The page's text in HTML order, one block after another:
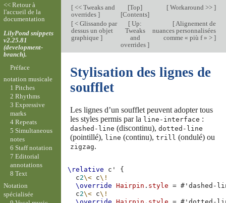
[<< Tweaks and
overrides ]
[Top]
[Contents]
[Workaround >> ]
[< Glissando par
dessus un objet
graphique ]
[ Up:
Tweaks
and
overrides]
[Alignement de
nuances personnalisées
comme « più f » > ]
Stylisation des lignes de
soufflet
Les lignes d’un soufflet peuvent adopter tous
les styles permis par la line-interface :
dashed-line (discontinu), dotted-line
(pointillé), line (continu), trill (ondulé) ou
zigzag.
\relative c'
{
c2\< c\!
\override
Hairpin . style = # 'dashed-
c2\< c\!
<< Retour à
l'accueil de la
documentation
LilyPond snippets
v2.25.81
(development-
branch).
Préface
notation musicale
1 Pitches
2 Rhythms
3 Expressive
marks
4 Repeats
5 Simultaneous
notes
6 Staff notation
7 Editorial
annotations
8 Text
Notation
spécialisée